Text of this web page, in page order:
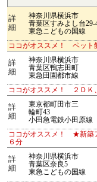
詳
細
神奈川県横浜市
青葉区すみよし台29-
東急こどもの国線
ココがオススメ！ ペット
詳
細
神奈川県横浜市
青葉区鴨志田町
東急田園都市線
ココがオススメ！ ２ＤＫ
詳
細
東京都町田市三
輪町43
小田急電鉄小田原線
ココがオススメ！ ★新築
６分
詳
細
神奈川県横浜市
青葉区奈良5
東急こどもの国線